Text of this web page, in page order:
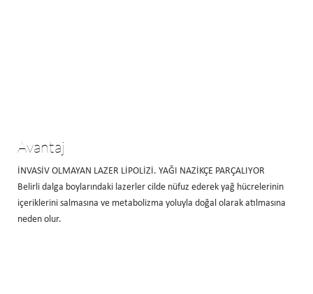
Avantaj
İNVASİV OLMAYAN LAZER LİPOLİZİ. YAĞI NAZİKÇE PARÇALIYOR
Belirli dalga boylarındaki lazerler cilde nüfuz ederek yağ hücrelerinin
içeriklerini salmasına ve metabolizma yoluyla doğal olarak atılmasına
neden olur.